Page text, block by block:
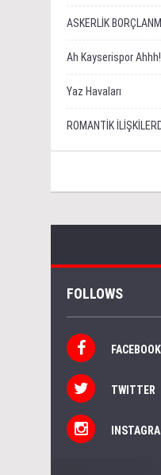
ASKERLİK
Ah Kayserispor
Yaz Havaları
ROMANTİK
FOLLOWS
FACEBOOK
TWITTER